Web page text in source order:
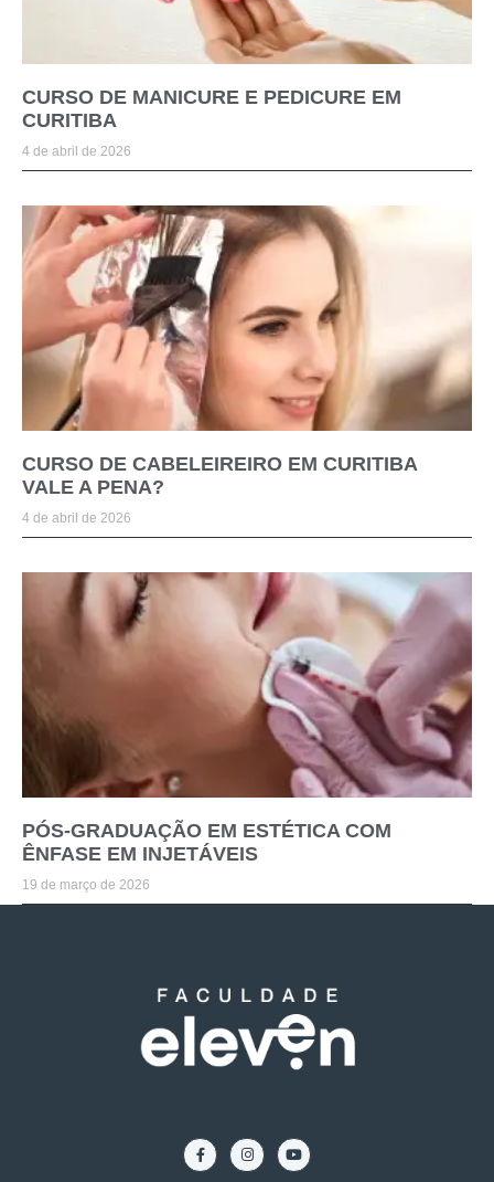
CURSO DE MANICURE E PEDICURE EM
CURITIBA
4 de abril de 2026
CURSO DE CABELEIREIRO EM CURITIBA
VALE A PENA?
4 de abril de 2026
PÓS-GRADUAÇÃO EM ESTÉTICA COM
ÊNFASE EM INJETÁVEIS
19 de março de 2026